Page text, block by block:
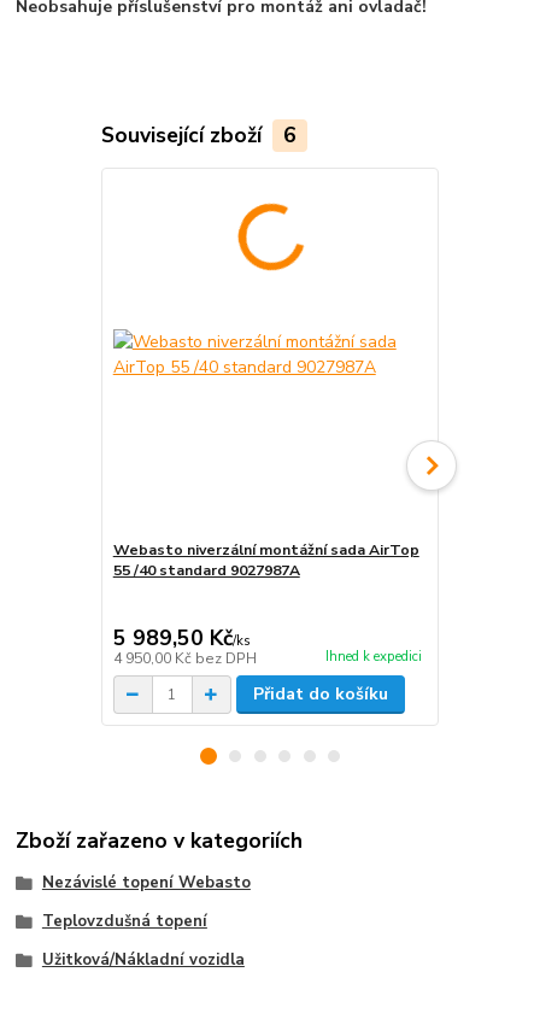
Neobsahuje příslušenství pro montáž ani ovladač!
Související zboží 6
Webasto niverzální montážní sada AirTop
55 /40 standard 9027987A
5 989,50 Kč/ks
4 950,00 Kč bez DPH Ihned k expedici
Přidat do košíku
Zboží zařazeno v kategoriích
Nezávislé topení Webasto
Teplovzdušná topení
Užitková/Nákladní vozidla